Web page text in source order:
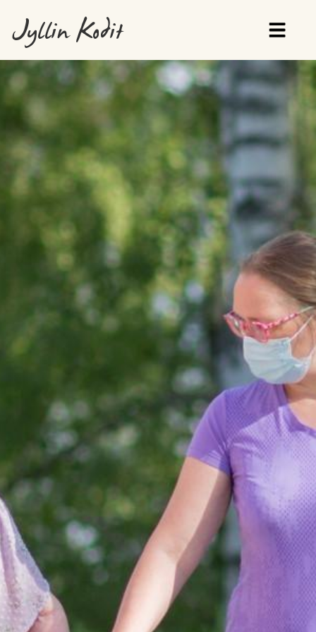
Jyllin Kodit